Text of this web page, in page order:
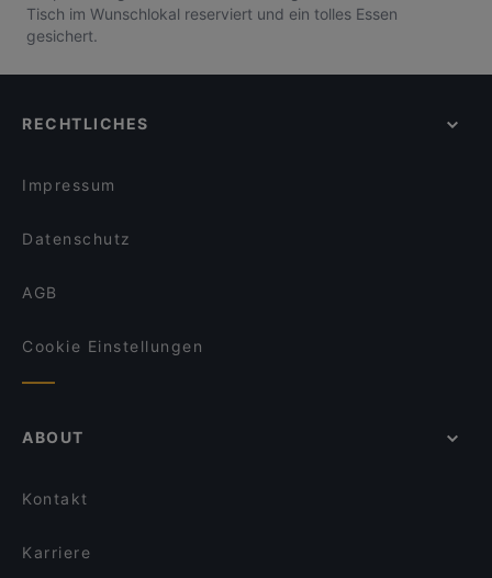
Tisch im Wunschlokal reserviert und ein tolles Essen
gesichert.
RECHTLICHES
Impressum
Datenschutz
AGB
Cookie Einstellungen
ABOUT
Kontakt
Karriere